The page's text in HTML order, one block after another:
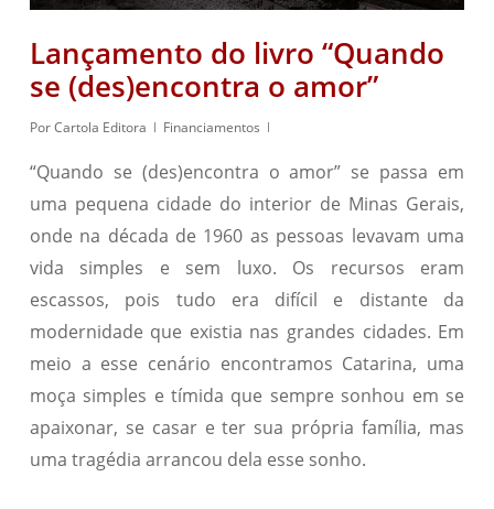
Lançamento do livro “Quando
se (des)encontra o amor”
PorCartola Editora Financiamentos
“Quando se (des)encontra o amor” se passa em
uma pequena cidade do interior de Minas Gerais,
onde na década de 1960 as pessoas levavam uma
vida simples e sem luxo. Os recursos eram
escassos, pois tudo era difícil e distante da
modernidade que existia nas grandes cidades. Em
meio a esse cenário encontramos Catarina, uma
moça simples e tímida que sempre sonhou em se
apaixonar, se casar e ter sua própria família, mas
uma tragédia arrancou dela esse sonho.